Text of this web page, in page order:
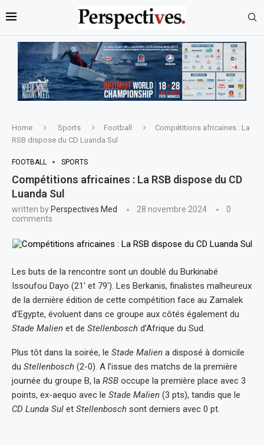
Home Sports Football
Compétitions africaines : La
RSB dispose du CD Luanda Sul
FOOTBALL SPORTS
Compétitions africaines : La RSB dispose du CD
Luanda Sul
written by Perspectives Med 28 novembre 2024
0
comments
Les buts de la rencontre sont un doublé du Burkinabé
Issoufou Dayo (21′ et 79′). Les Berkanis, finalistes malheureux
de la dernière édition de cette compétition face au Zamalek
d’Egypte, évoluent dans ce groupe aux côtés également du
Stade Malien et de Stellenbosch d’Afrique du Sud.
Plus tôt dans la soirée, le Stade Malien a disposé à domicile
du Stellenbosch (2-0). A l’issue des matchs de la première
journée du groupe B, la RSB occupe la première place avec 3
points, ex-aequo avec le Stade Malien (3 pts), tandis que le
CD Lunda Sul et Stellenbosch sont derniers avec 0 pt.